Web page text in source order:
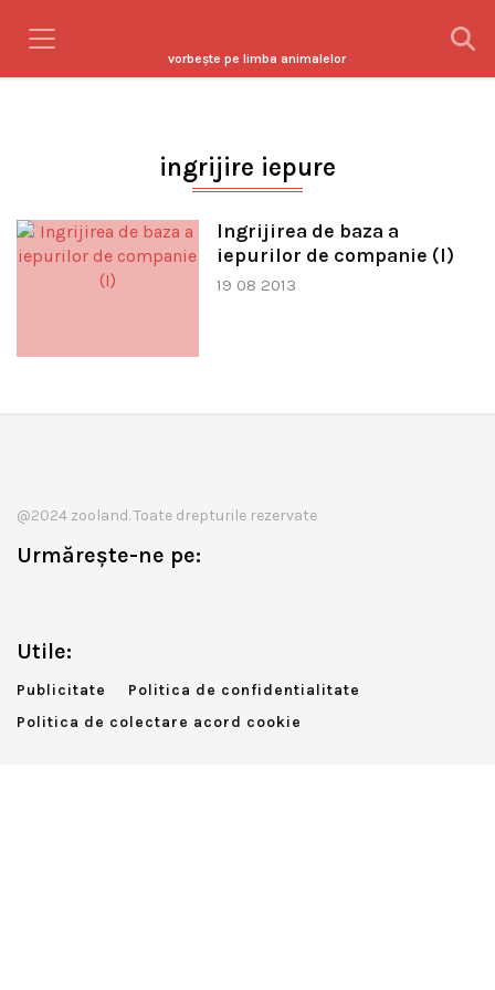
vorbeşte pe limba animalelor
ingrijire iepure
Ingrijirea de baza a
iepurilor de companie (I)
19 08 2013
@2024 zooland. Toate drepturile rezervate
Urmărește-ne pe:
Utile:
Publicitate
Politica de confidentialitate
Politica de colectare acord cookie